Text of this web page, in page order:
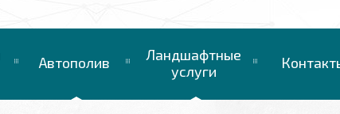
Автополив
Ландшафтные
услуги